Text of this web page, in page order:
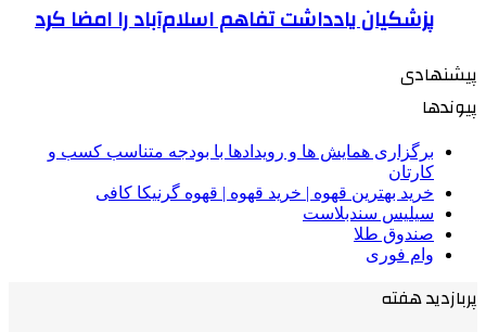
پزشکیان یادداشت تفاهم اسلام‌آباد را امضا کرد
پیشنهادی
پیوندها
برگزاری همایش ها و رویدادها با بودجه متناسب کسب و
کارتان
خرید بهترین قهوه | خرید قهوه | قهوه گرنیکا کافی
سیلیس سندبلاست
صندوق طلا
وام فوری
پربازدید هفته